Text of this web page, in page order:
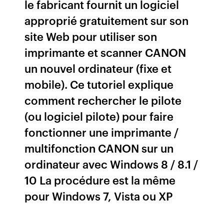
le fabricant fournit un logiciel
approprié gratuitement sur son
site Web pour utiliser son
imprimante et scanner CANON
un nouvel ordinateur (fixe et
mobile). Ce tutoriel explique
comment rechercher le pilote
(ou logiciel pilote) pour faire
fonctionner une imprimante /
multifonction CANON sur un
ordinateur avec Windows 8 / 8.1 /
10 La procédure est la même
pour Windows 7, Vista ou XP